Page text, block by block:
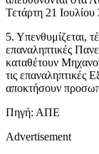
Τετάρτη 21
5. Υπενθυμίζεται,
επαναληπτικές
καταθέτουν
τις επαναληπτικές
αποκτήσουν
Πηγή: ΑΠΕ
Advertisement